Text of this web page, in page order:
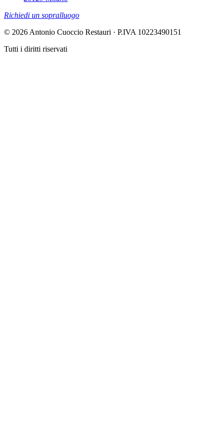
Richiedi un sopralluogo
© 2026 Antonio Cuoccio Restauri · P.IVA 10223490151
Tutti i diritti riservati